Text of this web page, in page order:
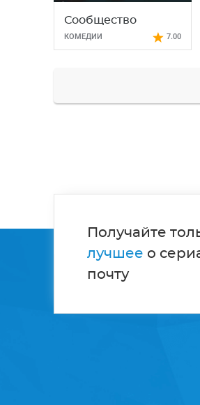
Сообщество
КОМЕДИИ 7.00
Получайте
лучшее о
почту